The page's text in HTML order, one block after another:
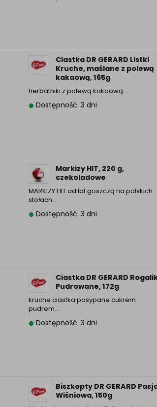
Ciastka DR GERARD Listki
Kruche, maślane z polewą
kakaową, 165g
herbatniki z polewą kakaową…
Dostępność: 3 dni
Markizy HIT, 220 g,
czekoladowe
MARKIZY HIT od lat goszczą na polskich
stołach…
Dostępność: 3 dni
Ciastka DR GERARD
Pudrowane, 172g
kruche ciastka posypane cukrem
pudrem…
Dostępność: 3 dni
Biszkopty DR GERARD
Wiśniowa, 150g